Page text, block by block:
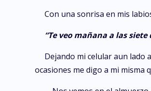
Con una sonrisa en mis
“Te veo mañana a las
Dejando mi celular aun lado
ocasiones me digo a mi misma